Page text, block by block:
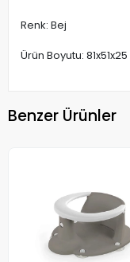
Renk: Bej
Ürün Boyutu:
Benzer Ürünler